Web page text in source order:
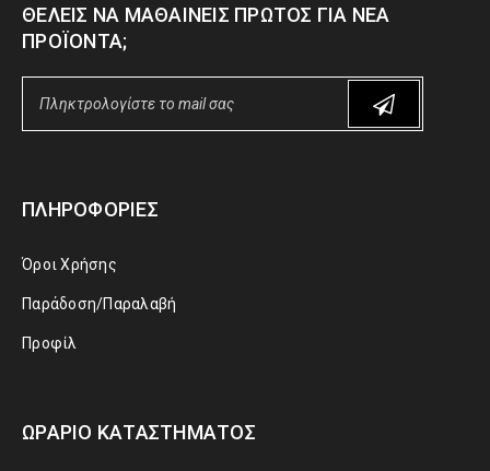
ΘΈΛΕΙΣ ΝΑ ΜΑΘΑΊΝΕΙΣ ΠΡΏΤΟΣ ΓΙΑ ΝΈΑ
ΠΡΟΪΌΝΤΑ;
ΠΛΗΡΟΦΟΡΊΕΣ
Όροι Χρήσης
Παράδοση/Παραλαβή
Προφίλ
ΩΡΆΡΙΟ ΚΑΤΑΣΤΉΜΑΤΟΣ